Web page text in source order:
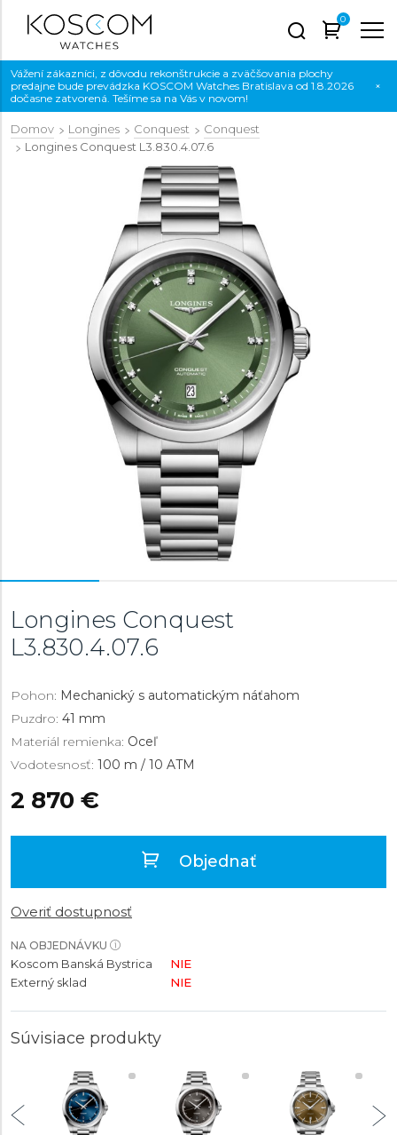
0
Vážení zákazníci, z dôvodu rekonštrukcie a zväčšovania plochy
predajne bude prevádzka KOSCOM Watches Bratislava od 1.8.2026
dočasne zatvorená. Tešíme sa na Vás v novom!
×
Domov Longines Conquest
Conquest
Longines Conquest L3.830.4.07.6
Longines Conquest
L3.830.4.07.6
Pohon: Mechanický s automatickým náťahom
Puzdro: 41 mm
Materiál remienka: Oceľ
Vodotesnosť: 100 m / 10 ATM
2 870 €
Objednať
Overiť dostupnosť
NA OBJEDNÁVKU
Koscom Banská Bystrica
NIE
Externý sklad
NIE
Súvisiace produkty